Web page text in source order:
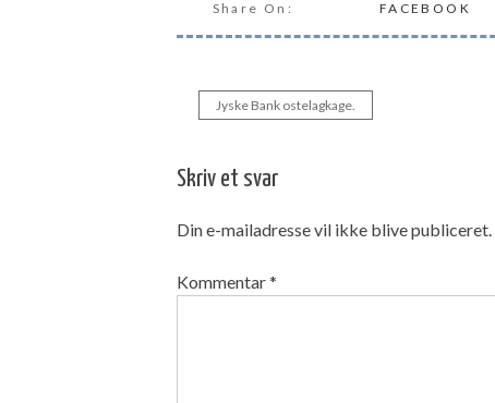
Share On: FACEBOOK
Indlægsnavigation
Jyske Bank ostelagkage.
Skriv et svar
Din e-mailadresse vil ikke blive publiceret.
Kommentar*